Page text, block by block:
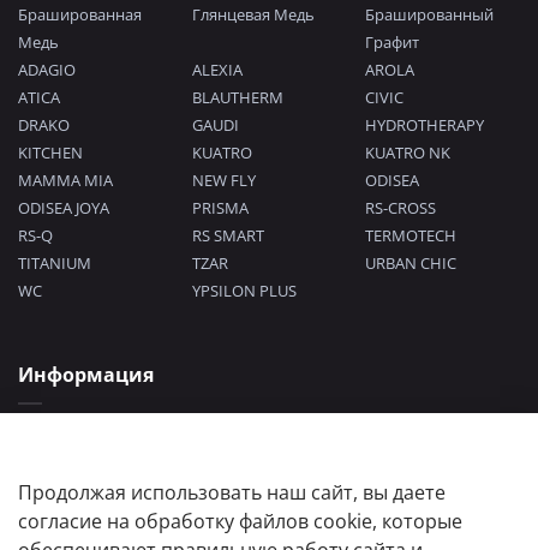
Брашированная
Медь
Глянцевая Медь
Брашированный
Графит
ADAGIO
ALEXIA
AROLA
ATICA
BLAUTHERM
CIVIC
DRAKO
GAUDI
HYDROTHERAPY
KITCHEN
KUATRO
KUATRO NK
MAMMA MIA
NEW FLY
ODISEA
ODISEA JOYA
PRISMA
RS-CROSS
RS-Q
RS SMART
TERMOTECH
TITANIUM
TZAR
URBAN CHIC
WC
YPSILON PLUS
Информация
Пользовательское соглашение
Продолжая использовать наш сайт, вы даете
согласие на обработку файлов cookie, которые